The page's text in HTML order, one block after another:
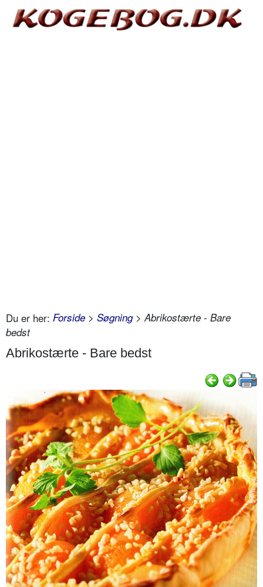
Du er her: Forside > Søgning> Abrikostærte - Bare
bedst
Abrikostærte - Bare bedst